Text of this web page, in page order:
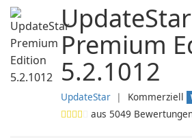
UpdateStar
Premium
5.2.1012
UpdateStar ❘ Kommerziell
aus 5049